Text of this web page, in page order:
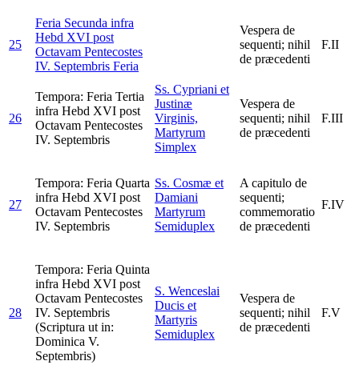
25
Feria Secunda infra
Hebd XVI post
Octavam Pentecostes
IV. Septembris Feria
Vespera de
sequenti; nihil
de præcedenti
F.II
26
Tempora: Feria Tertia
infra Hebd XVI post
Octavam Pentecostes
IV. Septembris
Ss. Cypriani et
Justinæ
Virginis,
Martyrum
Simplex
Vespera de
sequenti; nihil
de præcedenti
F.III
27
Tempora: Feria Quarta
infra Hebd XVI post
Octavam Pentecostes
IV. Septembris
Ss. Cosmæ et
Damiani
Martyrum
Semiduplex
A capitulo de
sequenti;
commemoratio
de præcedenti
F.IV
28
Tempora: Feria Quinta
infra Hebd XVI post
Octavam Pentecostes
IV. Septembris
(Scriptura ut in:
Dominica V.
Septembris)
S. Wenceslai
Ducis et
Martyris
Semiduplex
Vespera de
sequenti; nihil
de præcedenti
F.V